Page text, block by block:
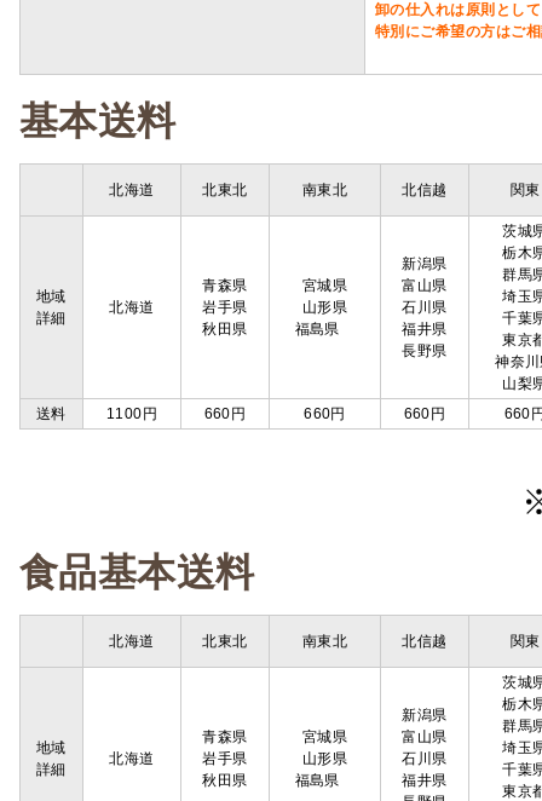
卸の仕入れは原則とし
特別にご希望の方はご
基本送料
北海道 北東北 南東北 北信越 関東
地域
詳細
北海道
青森県
岩手県
秋田県
宮城県
山形県
福島県
新潟県
富山県
石川県
福井県
長野県
茨城
栃木
群馬
埼玉
千葉
東京
神奈
山梨
送料
1100円 660円 660円 660円 660
食品基本送料
北海道 北東北 南東北 北信越 関東
地域
詳細
北海道
青森県
岩手県
秋田県
宮城県
山形県
福島県
新潟県
富山県
石川県
福井県
茨城
栃木
群馬
埼玉
千葉
東京